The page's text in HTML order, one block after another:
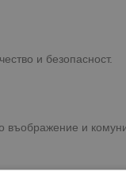
и безопасност.
въображение и